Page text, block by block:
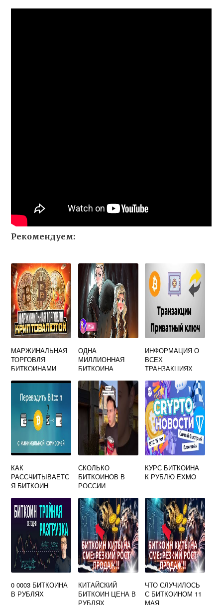
Рекомендуем:
МАРЖИНАЛЬНАЯ
ТОРГОВЛЯ
БИТКОИНАМИ
ОДНА
МИЛЛИОННАЯ
БИТКОИНА
ИНФОРМАЦИЯ О
ВСЕХ
ТРАНЗАКЦИЯХ
КАЖДОМ ИЗ
КЛИЕНТОВ
BITCOIN СЕТИ
КАК
РАССЧИТЫВАЕТС
Я БИТКОИН
СКОЛЬКО
БИТКОИНОВ В
РОССИИ
КУРС БИТКОИНА
К РУБЛЮ EXMO
0 0003 БИТКОИНА
В РУБЛЯХ
КИТАЙСКИЙ
БИТКОИН ЦЕНА В
РУБЛЯХ
ЧТО СЛУЧИЛОСЬ
С БИТКОИНОМ 11
МАЯ